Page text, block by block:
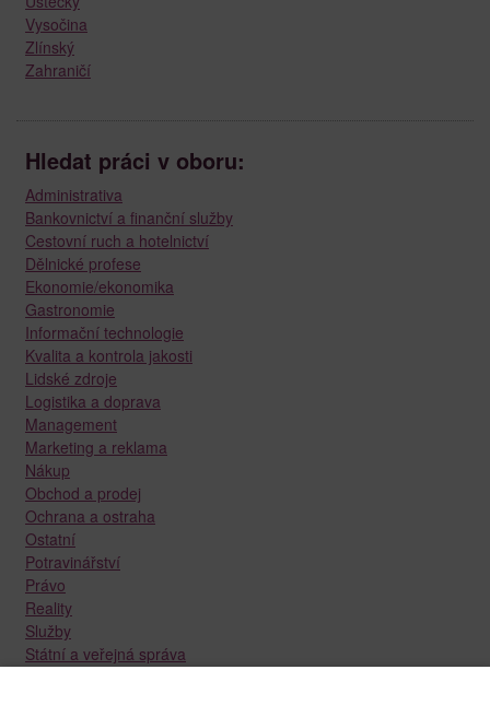
Vysočina
Zlínský
Zahraničí
Hledat práci v oboru:
Administrativa
Bankovnictví a finanční služby
Cestovní ruch a hotelnictví
Dělnické profese
Ekonomie/ekonomika
Gastronomie
Informační technologie
Kvalita a kontrola jakosti
Lidské zdroje
Logistika a doprava
Management
Marketing a reklama
Nákup
Obchod a prodej
Ochrana a ostraha
Ostatní
Potravinářství
Právo
Reality
Služby
Státní a veřejná správa